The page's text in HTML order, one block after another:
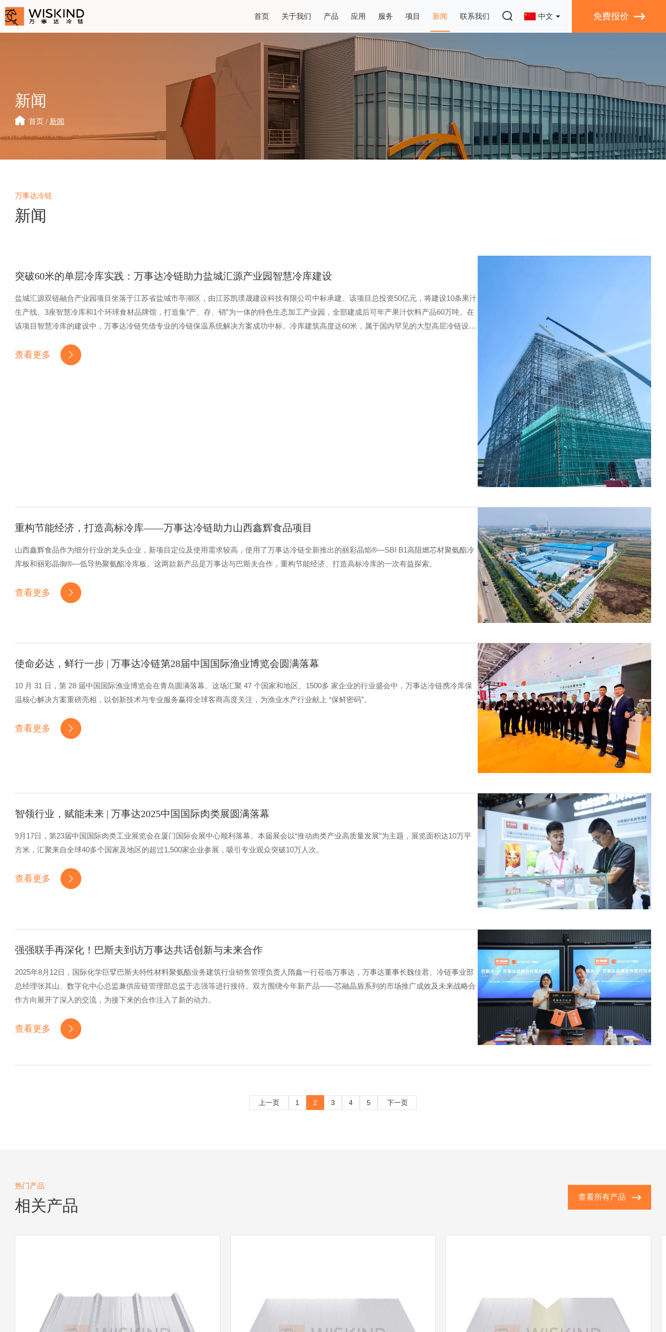
首页 关于我们 产品 应用 服务 项目 新闻 联系我们 中文 免费报价
新闻
首页 / 新闻
万事达冷链
新闻
突破60米的单层冷库实践：万事达冷链助力盐城汇源产业园智慧冷库建设
盐城汇源双链融合产业园项目坐落于江苏省盐城市亭湖区，由江苏凯璞晟建设科技有限公司中标承建。该项目总投资50亿元，将建设10条果汁
生产线、3座智慧冷库和1个环球食材品牌馆，打造集“产、存、销”为一体的特色生态加工产业园，全部建成后可年产果汁饮料产品60万吨。在
该项目智慧冷库的建设中，万事达冷链凭借专业的冷链保温系统解决方案成功中标。冷库建筑高度达60米，属于国内罕见的大型高层冷链设
中的持续探索与实践。
查看更多
重构节能经济，打造高标冷库——万事达冷链助力山西鑫辉食品项目
山西鑫辉食品作为细分行业的龙头企业，新项目定位及使用需求较高，使用了万事达冷链全新推出的丽彩晶焰®—SBI B1高阻燃芯材聚氨酯冷
库板和丽彩晶御®—低导热聚氨酯冷库板。这两款新产品是万事达与巴斯夫合作，重构节能经济、打造高标冷库的一次有益探索。
查看更多
使命必达，鲜行一步 | 万事达冷链第28届中国国际渔业博览会圆满落幕
10 月 31 日，第 28 届中国国际渔业博览会在青岛圆满落幕。这场汇聚 47 个国家和地区、1500多 家企业的行业盛会中，万事达冷链携冷库保
温核心解决方案重磅亮相，以创新技术与专业服务赢得全球客商高度关注，为渔业水产行业献上 “保鲜密码”。
查看更多
智领行业，赋能未来 | 万事达2025中国国际肉类展圆满落幕
9月17日，第23届中国国际肉类工业展览会在厦门国际会展中心顺利落幕。本届展会以“推动肉类产业高质量发展”为主题，展览面积达10万平
方米，汇聚来自全球40多个国家及地区的超过1,500家企业参展，吸引专业观众突破10万人次。
查看更多
强强联手再深化！巴斯夫到访万事达共话创新与未来合作
2025年8月12日，国际化学巨擘巴斯夫特性材料聚氨酯业务建筑行业销售管理负责人隋鑫一行莅临万事达，万事达董事长魏佳君、冷链事业部
总经理张其山、数字化中心总监兼供应链管理部总监于志强等进行接待。双方围绕今年新产品——芯融晶盾系列的市场推广成效及未来战略合
作方向展开了深入的交流，为接下来的合作注入了新的动力。
查看更多
上一页 1 2 3 4 5 下一页
热门产品
相关产品 查看所有产品